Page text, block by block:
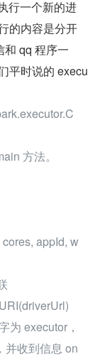
行一个新的进
的内容是分开
和 qq 程序一
平时说的 execu
方法。
appId, w
为 executor，
并收到信息 on